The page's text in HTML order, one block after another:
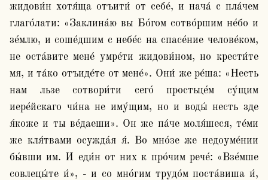
жидови́н хотя́ща отъити́ от себе́, и нача́ с пла́чем
глаго́лати: «Заклина́ю вы Бо́гом сотво́ршим не́бо и
зе́млю, и соше́дшим с небе́с на спасе́ние челове́ком,
не оста́вите мене́ умре́ти жидови́ном, но крести́те
мя, и та́ко отъиде́те от мене́». Они́ же ре́ша: «Несть
нам льзе сотвори́ти сего́ простьце́м су́щим
иере́йскаго чи́на не иму́щим, но и воды́ несть зде
я́коже и ты ве́даеши». Он же па́че моля́шеся, те́ми
же кля́твами осужда́я я́. Во мно́зе же недоуме́нии
бы́вши им. И еди́н от них к про́чим рече́: «Взе́мше
совлецы́те и́», - и со мно́гим трудо́м поста́виша и́,